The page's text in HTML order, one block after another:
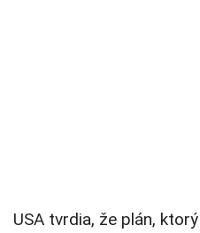
USA tvrdia, že plán,